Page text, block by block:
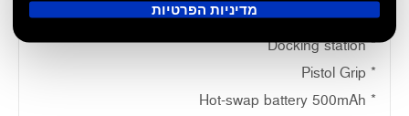
מדיניות הפרטיות
Optional
* Docking station
* Pistol Grip
* Hot-swap battery 500mAh